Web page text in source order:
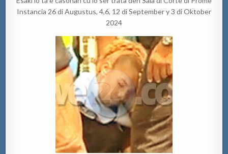
Instancia 26 di Augustus, 4,6, 12 di September y 3 di Oktober
2024